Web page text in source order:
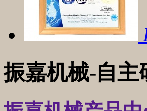
振嘉机械-自主